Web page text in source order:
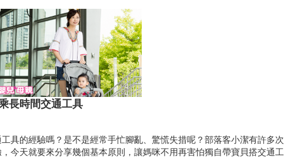
長時間交通工具
具的經驗嗎？是不是經常手忙腳亂、驚慌失措呢？部落客小潔有許多次
今天就要來分享幾個基本原則，讓媽咪不用再害怕獨自帶寶貝搭交通工